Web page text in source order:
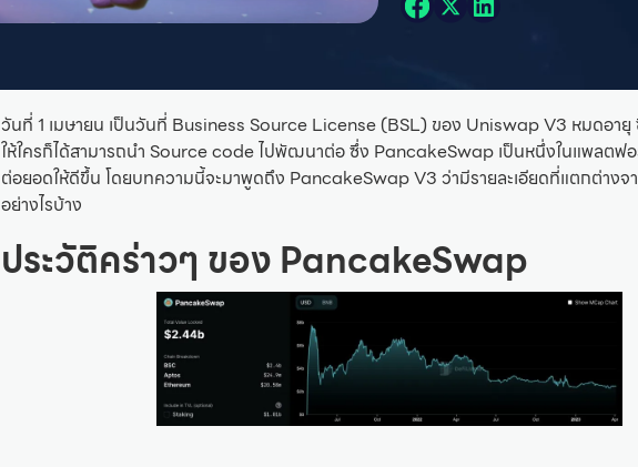
วันที่ 1 เมษายน เป็นวันที่ Business Source License (BSL) ของ Uniswap V3 หมดอายุ
ให้ใครก็ได้สามารถนำ Source code ไปพัฒนาต่อ ซึ่ง PancakeSwap เป็นหนึ่งในแพลตฟอ
ต่อยอดให้ดีขึ้น โดยบทความนี้จะมาพูดถึง PancakeSwap V3 ว่ามีรายละเอียดที่แตกต่าง
อย่างไรบ้าง
ประวัติคร่าวๆ ของ PancakeSwap